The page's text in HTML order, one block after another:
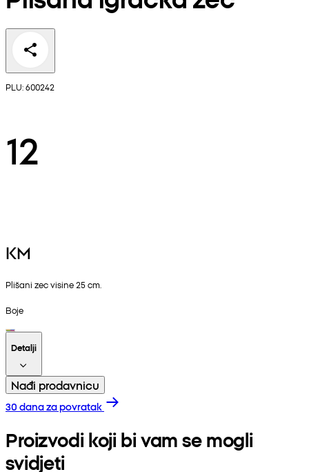
PLU: 600242
12
KM
Plišani zec visine 25 cm.
Boje
Detalji
Nađi prodavnicu
30 dana za povratak
Proizvodi koji bi vam se mogli
svidjeti